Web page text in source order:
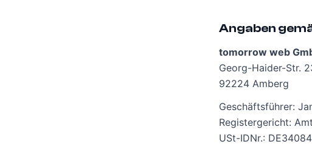
Angaben
tomorrow web
Georg-Haider-Str.
92224 Amberg
Geschäftsführer:
Registergericht:
USt-IDNr.: